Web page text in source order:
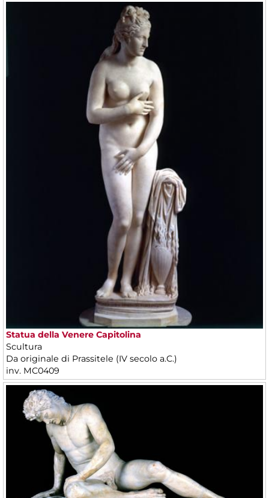
Statua della Venere Capitolina
Scultura
Da originale di Prassitele (IV secolo a.C.)
inv. MC0409